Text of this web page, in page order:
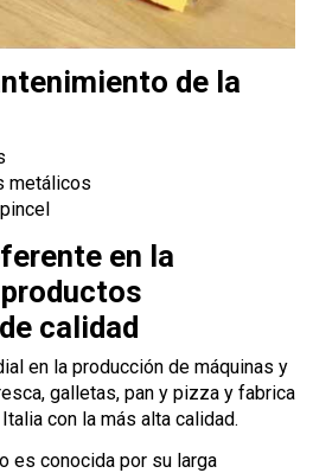
de la
metálicos
en la
calidad
en la producción de máquinas y
galletas, pan y pizza y fabrica
con la más alta calidad.
es conocida por su larga